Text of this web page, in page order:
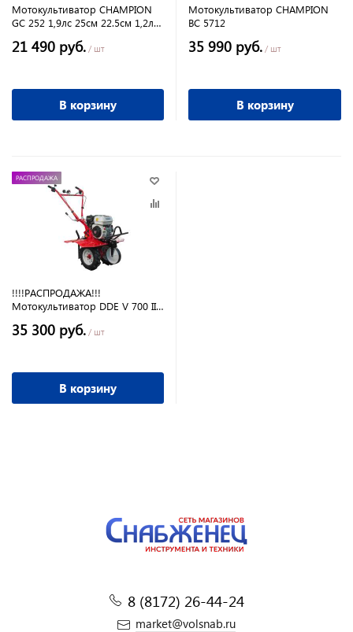
Мотокультиватор CHAMPION
GC 252 1,9лс 25см 22.5см 1,2л
21 490 руб. / шт
В корзину
Мотокультиватор CHAMPION
BC 5712
35 990 руб. / шт
В корзину
РАСПРОДАЖА
!!!!РАСПРОДАЖА!!!
Мотокультиватор DDE V 700 II-
Хонда GX 160, КПП ,
35 300 руб. / шт
В корзину
8 (8172) 26-44-24
market@volsnab.ru